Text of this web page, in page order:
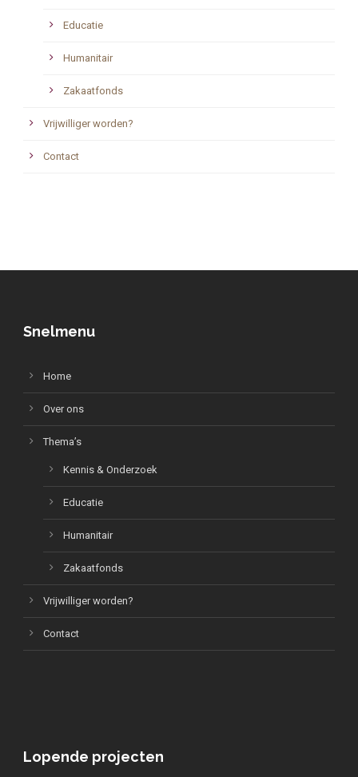
Educatie
Humanitair
Zakaatfonds
Vrijwilliger worden?
Contact
Snelmenu
Home
Over ons
Thema’s
Kennis & Onderzoek
Educatie
Humanitair
Zakaatfonds
Vrijwilliger worden?
Contact
Lopende projecten